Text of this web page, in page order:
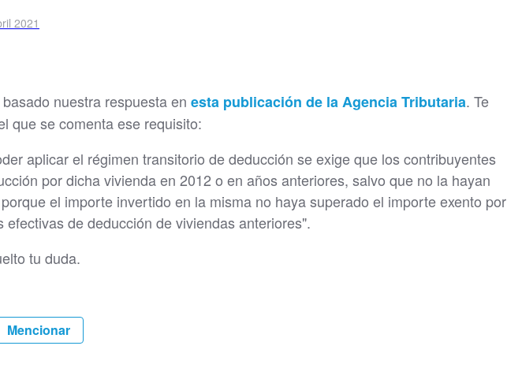
2021
nuestra respuesta en esta publicación de la Agencia Tributaria. Te
que se comenta ese requisito:
aplicar el régimen transitorio de deducción se exige que los contribu­yentes
por dicha vivienda en 2012 o en años anteriores, salvo que no la hayan
el importe invertido en la misma no haya superado el importe exento por
efectivas de deducción de viviendas anteriores".
tu duda.
Mencionar